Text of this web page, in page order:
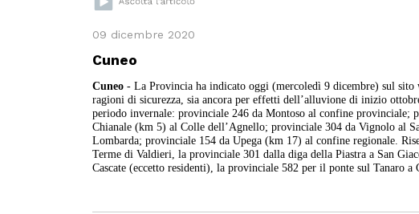
09 dicembre 2020
Cuneo
Cuneo - La Provincia ha indicato oggi (mercoledì 9 dicembre) sul
ragioni di sicurezza, sia ancora per effetti dell’alluvione di inizio
periodo invernale: provinciale 246 da Montoso al confine
Chianale (km 5) al Colle dell’Agnello; provinciale 304 da Vignolo al
Lombarda; provinciale 154 da Upega (km 17) al confine regionale.
Terme di Valdieri, la provinciale 301 dalla diga della Piastra a San
Cascate (eccetto residenti), la provinciale 582 per il ponte sul Tanaro a